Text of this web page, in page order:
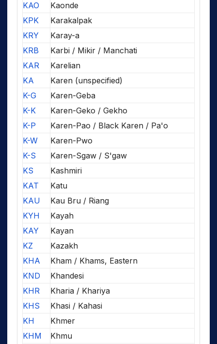
KAO
Kaonde
KPK
Karakalpak
KRY
Karay-a
KRB
Karbi / Mikir / Manchati
KAR
Karelian
KA
Karen (unspecified)
K-G
Karen-Geba
K-K
Karen-Geko / Gekho
K-P
Karen-Pao / Black Karen / Pa'o
K-W
Karen-Pwo
K-S
Karen-Sgaw / S'gaw
KS
Kashmiri
KAT
Katu
KAU
Kau Bru / Riang
KYH
Kayah
KAY
Kayan
KZ
Kazakh
KHA
Kham / Khams, Eastern
KND
Khandesi
KHR
Kharia / Khariya
KHS
Khasi / Kahasi
KH
Khmer
KHM
Khmu